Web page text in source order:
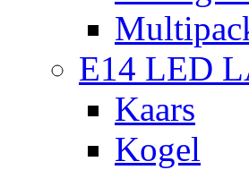
E14 LED
Kaars
Kogel